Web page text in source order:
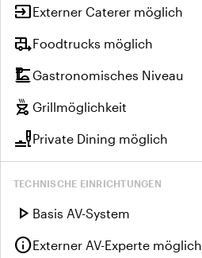
inputExterner Caterer möglich
rv_hookupFoodtrucks möglich
dinner_diningGastronomisches Niveau
outdoor_grill Grillmöglichkeit
brunch_diningPrivate Dining möglich
TECHNISCHE EINRICHTUNGEN
play_arrow Basis AV-System
infoExterner AV-Experte möglich